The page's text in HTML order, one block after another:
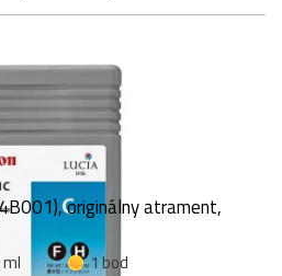
originálny atrament,
1 bod